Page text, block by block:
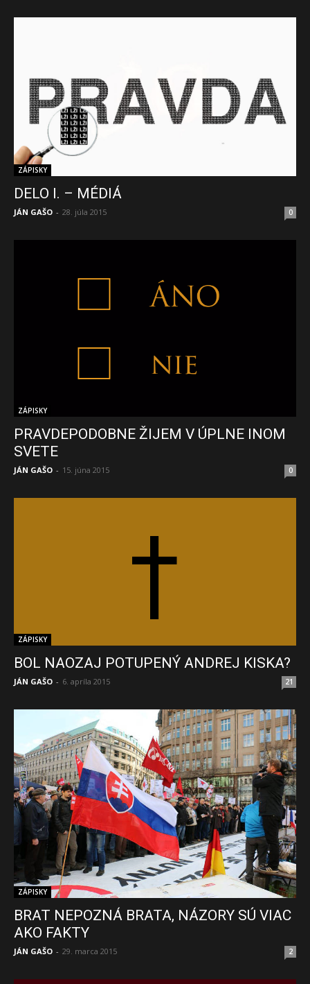
ZÁPISKY
DELO I. – MÉDIÁ
JÁN GAŠO - 28. júla 2015 0
ZÁPISKY
PRAVDEPODOBNE ŽIJEM V ÚPLNE INOM
SVETE
JÁN GAŠO - 15. júna 2015 0
ZÁPISKY
BOL NAOZAJ POTUPENÝ ANDREJ KISKA?
JÁN GAŠO - 6. apríla 2015 21
ZÁPISKY
BRAT NEPOZNÁ BRATA, NÁZORY SÚ VIAC
AKO FAKTY
JÁN GAŠO - 29. marca 2015 2